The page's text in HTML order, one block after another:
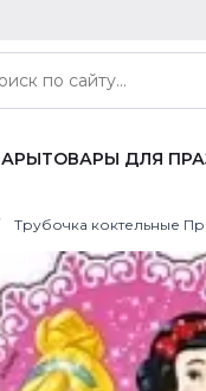
ТОВАРЫ ДЛЯ
Трубочка коктельные